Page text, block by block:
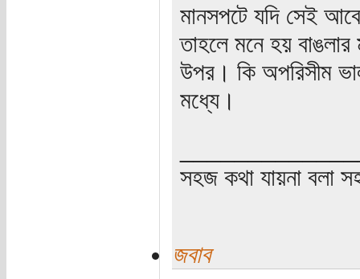
মানসপটে যদি সেই
তাহলে মনে হয়
উপর। কি অপরিসীম
মধ্যে।
সহজ কথা যায়না বলা
জবাব